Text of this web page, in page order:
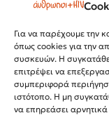
Για να παρέχουμε την
όπως cookies για την
συσκευών. Η
επιτρέψει να
συμπεριφορά
ιστότοπο. Η μη
να επηρεάσει αρνητικά